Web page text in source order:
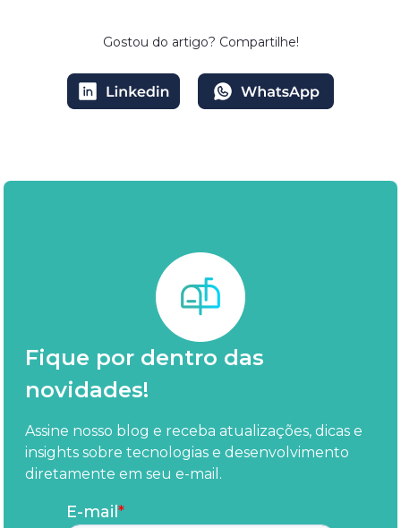
Gostou do artigo? Compartilhe!
Fique por dentro das
novidades!
Assine nosso blog e receba atualizações, dicas e
insights sobre tecnologias e desenvolvimento
diretamente em seu e-mail.